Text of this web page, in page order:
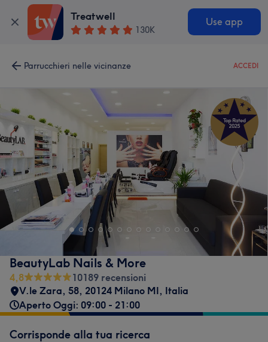
Treatwell
130K
Use app
Parrucchieri nelle vicinanze ACCEDI
BeautyLab Nails & More
4,8
10189 recensioni
V.le Zara, 58, 20124 Milano MI, Italia
Aperto Oggi: 09:00 - 21:00
Corrisponde alla tua ricerca